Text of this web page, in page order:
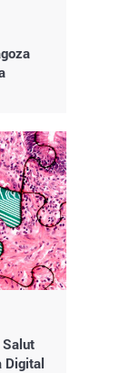
Salut
Digital